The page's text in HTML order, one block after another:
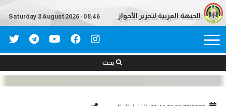
الجبهة العربية لتحرير الأحواز Saturday 8 August 2026 - 08:46
بحث